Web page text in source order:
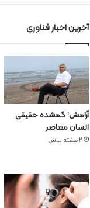
آخرین اخبار فناوری
آرامش؛ گمشده حقیقی
انسان معاصر
2 هفته پیش